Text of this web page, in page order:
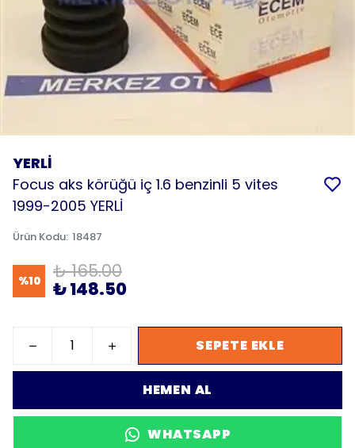
YERLİ
Focus aks körüğü iç 1.6 benzinli 5 vites
1999-2005 YERLİ
Ürün Kodu: 18487
%10 ₺ 165.00
₺ 148.50
SEPETE EKLE
HEMEN AL
WHATSAPP